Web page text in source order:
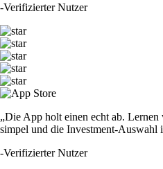
-Verifizierter Nutzer
„Die App holt einen echt ab.
simpel und die Investment-Auswahl
-Verifizierter Nutzer